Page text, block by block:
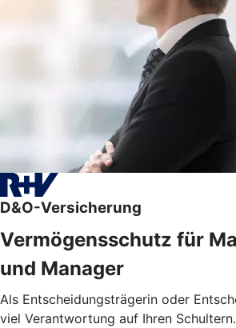
D&O-Versicherung
Vermögensschutz für
und Manager
Als Entscheidungsträgerin oder
viel Verantwortung auf Ihren